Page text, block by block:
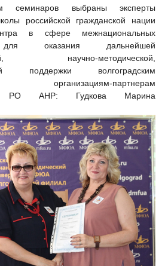
семинаров выбраны эксперты
российской гражданской нации
в сфере межнациональных
оказания дальнейшей
научно-методической,
поддержки волгоградским
организациям-партнерам
РО АНР: Гудкова Марина